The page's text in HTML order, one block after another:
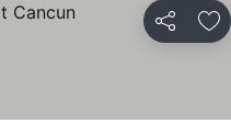
Compartir